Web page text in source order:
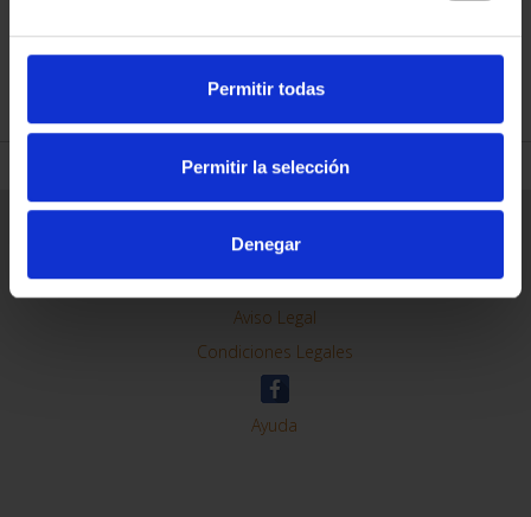
Permitir todas
Permitir la selección
Denegar
REFINAR
Contacto
Preguntas Frequentes (FAQs)
Aviso Legal
Condiciones Legales
Ayuda